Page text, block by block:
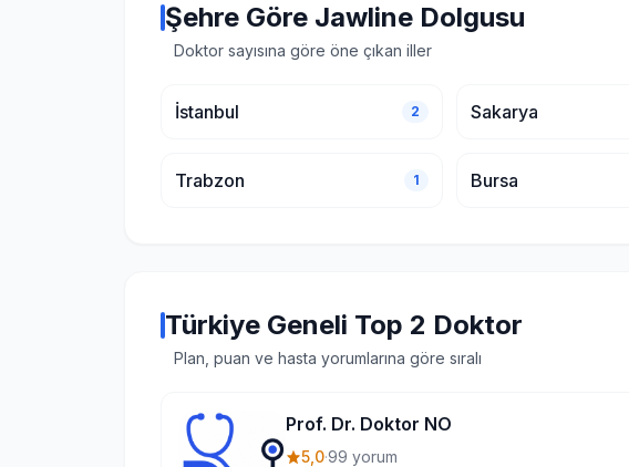
Şehre Göre Jawline Dolgusu
Doktor sayısına göre öne çıkan iller
İstanbul 2 Sakarya
Trabzon 1 Bursa
Türkiye Geneli Top 2 Doktor
Plan, puan ve hasta yorumlarına göre sıralı
Prof. Dr. Doktor NO
5,0·99 yorum